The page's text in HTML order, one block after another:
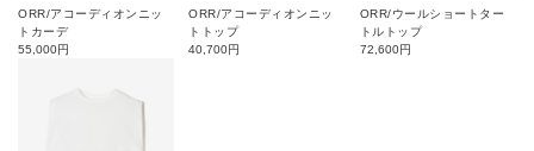
ORR/アコーディオンニッ
トカーデ
55,000円
ORR/アコーディオンニッ
トトップ
40,700円
ORR/ウールショートター
トルトップ
72,600円